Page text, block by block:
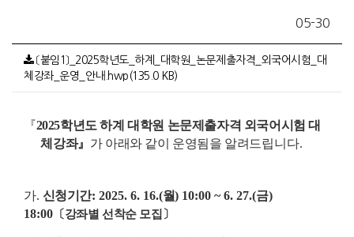
05-30
〔붙임1〕_2025학년도_하계_대학원_논문제출자격_외국어시험_대
체강좌_운영_안내.hwp(135.0 KB)
『2025학년도 하계 대학원 논문제출자격 외국어시험 대
체강좌』 가 아래와 같이 운영됨을 알려드립니다.
가. 신청기간: 2025. 6. 16.(월) 10:00 ~ 6. 27.(금)
18:00 〔 강좌별 선착순 모집 〕